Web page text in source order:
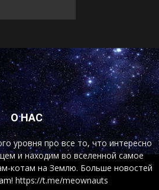
О НАС
уровня про все то, что интересно
и находим во вселенной самое
котам на Землю. Больше новостей
https://t.me/meownauts